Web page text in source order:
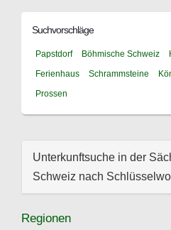
Suchvorschläge
Papstdorf Böhmische Schweiz
Ferienhaus
Schrammsteine
Prossen
Unterkunftsuche in der
Schweiz nach
Regionen